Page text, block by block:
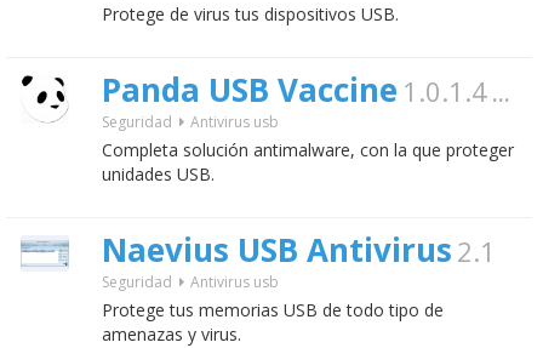
Protege de virus tus dispositivos USB.
Panda USB Vaccine 1.0.1.4 gratis
Seguridad Antivirus usb
Completa solución antimalware, con la que proteger
unidades USB.
Naevius USB Antivirus 2.1
Seguridad Antivirus usb
Protege tus memorias USB de todo tipo de
amenazas y virus.